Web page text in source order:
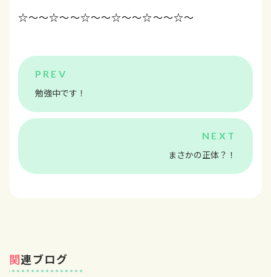
☆～～☆～～☆～～☆～～☆～～☆～
勉強中です！
まさかの正体？！
関連ブログ